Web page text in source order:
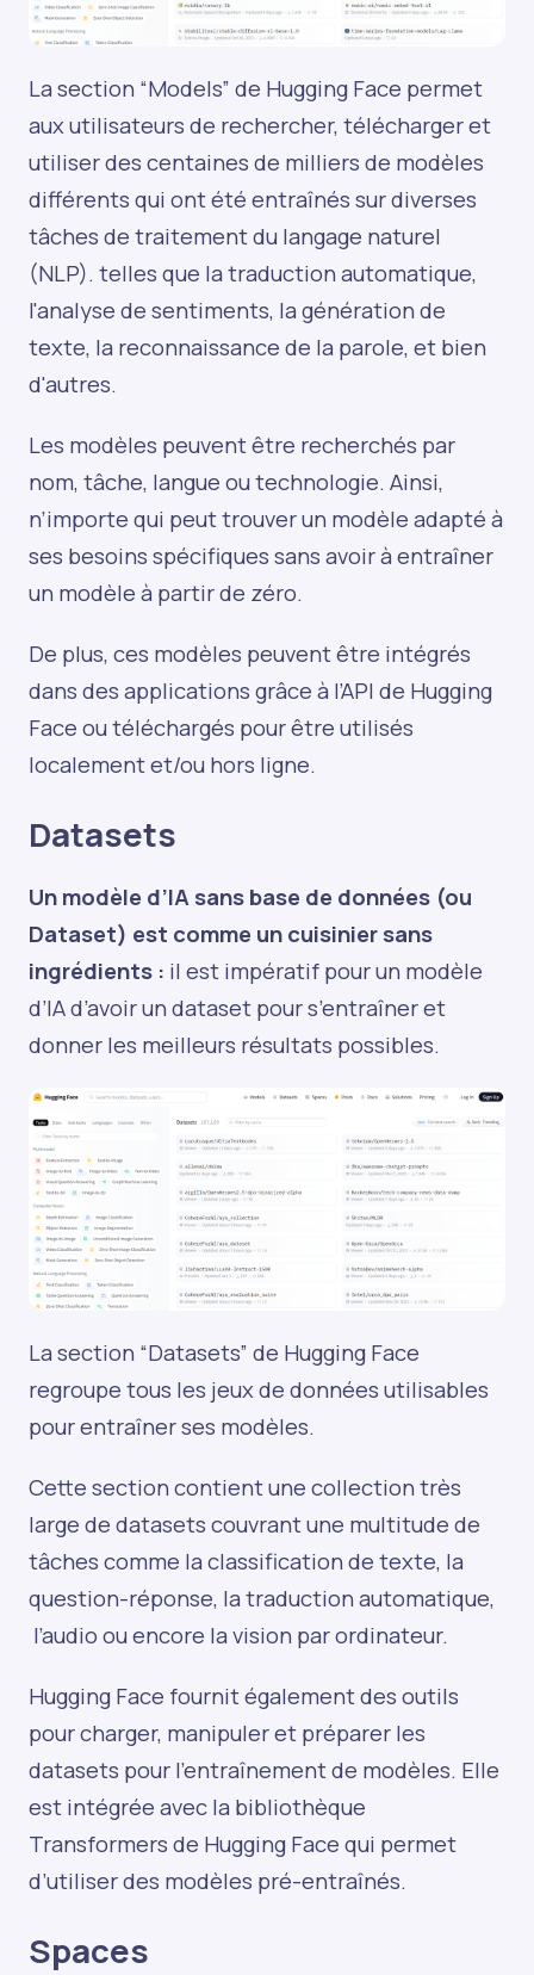
La section “Models” de Hugging Face permet
aux utilisateurs de rechercher, télécharger et
utiliser des centaines de milliers de modèles
différents qui ont été entraînés sur diverses
tâches de traitement du langage naturel
(NLP). telles que la traduction automatique,
l'analyse de sentiments, la génération de
texte, la reconnaissance de la parole, et bien
d'autres.
Les modèles peuvent être recherchés par
nom, tâche, langue ou technologie. Ainsi,
n’importe qui peut trouver un modèle adapté à
ses besoins spécifiques sans avoir à entraîner
un modèle à partir de zéro.
De plus, ces modèles peuvent être intégrés
dans des applications grâce à l’API de Hugging
Face ou téléchargés pour être utilisés
localement et/ou hors ligne.
Datasets
Un modèle d’IA sans base de données (ou
Dataset) est comme un cuisinier sans
ingrédients : il est impératif pour un modèle
d’IA d’avoir un dataset pour s’entraîner et
donner les meilleurs résultats possibles.
La section “Datasets” de Hugging Face
regroupe tous les jeux de données utilisables
pour entraîner ses modèles.
Cette section contient une collection très
large de datasets couvrant une multitude de
tâches comme la classification de texte, la
question-réponse, la traduction automatique,
l’audio ou encore la vision par ordinateur.
Hugging Face fournit également des outils
pour charger, manipuler et préparer les
datasets pour l'entraînement de modèles. Elle
est intégrée avec la bibliothèque
Transformers de Hugging Face qui permet
d’utiliser des modèles pré-entraînés.
Spaces